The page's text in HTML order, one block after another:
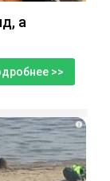
а
>>
i